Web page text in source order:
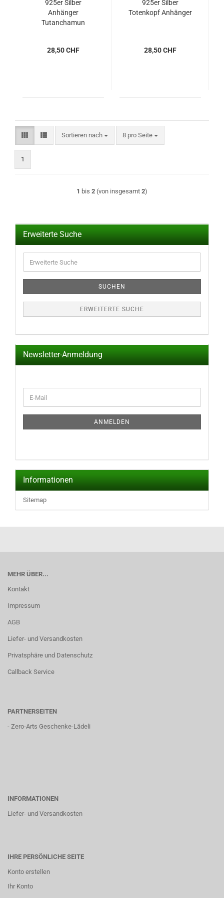
925er Silber
Anhänger
Tutanchamun
28,50 CHF
925er Silber
Totenkopf Anhänger
28,50 CHF
Sortieren nach
Sortieren nach 8 pro Seite
pro Seite
1
1 bis 2 (von insgesamt 2)
Erweiterte Suche
Suche
SUCHEN
ERWEITERTE SUCHE
Newsletter-Anmeldung
ZUR
E-
Mail
ANMELDEN
Informationen
Sitemap
MEHR ÜBER...
Kontakt
Impressum
AGB
Liefer- und Versandkosten
Privatsphäre und Datenschutz
Callback Service
PARTNERSEITEN
- Zero-Arts Geschenke-Lädeli
INFORMATIONEN
Liefer- und Versandkosten
IHRE PERSÖNLICHE SEITE
Konto erstellen
Ihr Konto